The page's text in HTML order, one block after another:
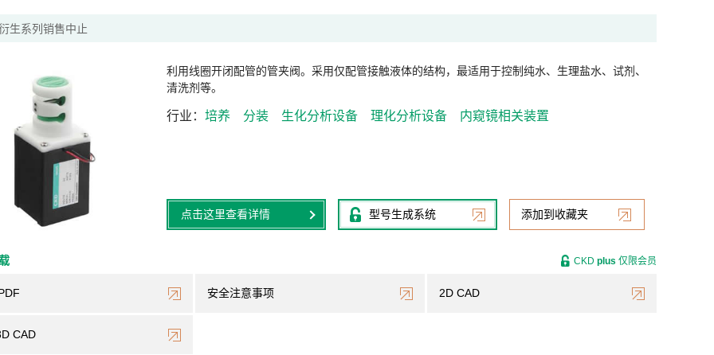
生系列销售中止
利用线圈开闭配管的管夹阀。采用仅配管接触液体的结构，最适用于控制纯水、生理盐水、试剂、
清洗剂等。
行业 培养 分装 生化分析设备 理化分析设备 内窥镜相关装置
点击这里查看详情 型号生成系统 添加到收藏夹
安全注意事项 2D CAD
CAD
CKD plus 仅限会员